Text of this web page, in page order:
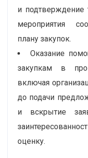
и подтверждение
мероприятия
плану закупок.
Оказание
закупкам в
включая
до подачи
и вскрытие
оценку.